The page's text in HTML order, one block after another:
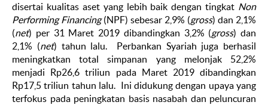
disertai kualitas aset yang lebih baik dengan tingkat Non
Performing Financing(NPF) sebesar 2,9% (gross) dan 2,1%
(net) per 31 Maret 2019 dibandingkan 3,2% (gross) dan
2,1% (net) tahun lalu. Perbankan Syariah juga berhasil
meningkatkan total simpanan yang melonjak 52,2%
menjadi Rp26,6 triliun pada Maret 2019 dibandingkan
Rp17,5 triliun tahun lalu. Ini didukung dengan upaya yang
terfokus pada peningkatan basis nasabah dan peluncuran